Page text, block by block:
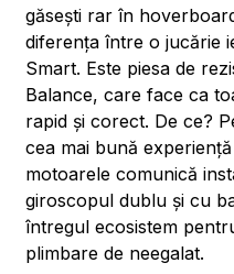
găsești rar în
diferența între o jucărie
Smart. Este piesa de
Balance, care face ca
rapid și corect. De ce?
cea mai bună
motoarele comunică
giroscopul dublu și cu
întregul ecosistem
plimbare de neegalat.